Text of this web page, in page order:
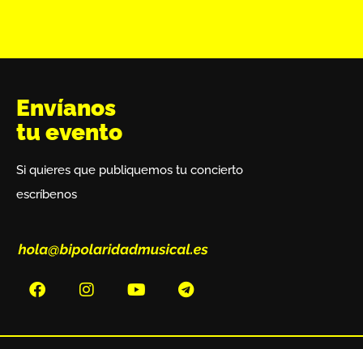
Envíanos
tu evento
Si quieres que publiquemos tu concierto
escríbenos